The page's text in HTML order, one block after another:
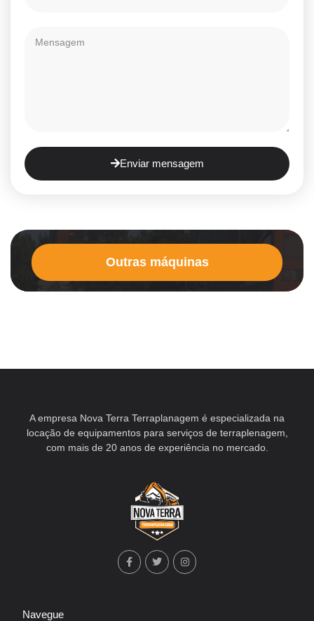
Enviar mensagem
Outras máquinas
A empresa Nova Terra Terraplanagem é especializada na
locação de equipamentos para serviços de terraplenagem,
com mais de 20 anos de experiência no mercado.
Navegue